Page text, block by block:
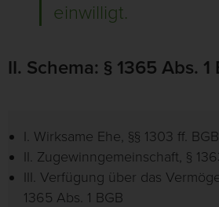
einwilligt.
II. Schema: § 1365 Abs. 1
I. Wirksame Ehe, §§ 1303 ff. BGB
II. Zugewinngemeinschaft, §
III. Verfügung über das
1365 Abs. 1 BGB